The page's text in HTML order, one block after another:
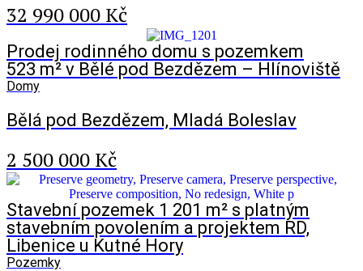
32 990 000 Kč
Prodej rodinného domu s pozemkem
523 m² v Bělé pod Bezdězem – Hlínoviště
Domy
Bělá pod Bezdězem, Mladá Boleslav
2 500 000 Kč
Stavební pozemek 1 201 m² s platným
stavebním povolením a projektem RD,
Libenice u Kutné Hory
Pozemky